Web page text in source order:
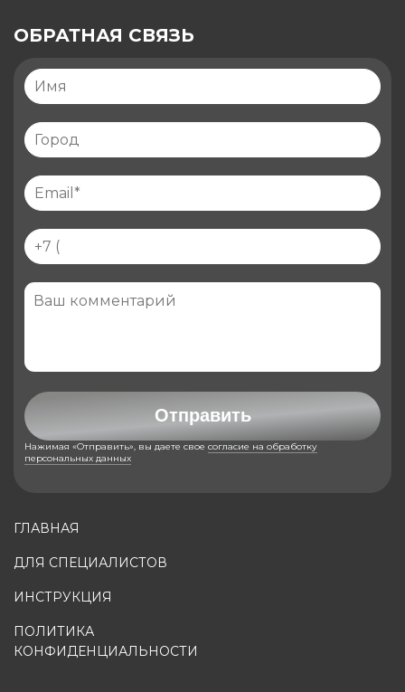
ГЛАВНАЯ
ДЛЯ СПЕЦИАЛИСТОВ
ИНСТРУКЦИЯ
ПОЛИТИКА
КОНФИДЕНЦИАЛЬНОСТИ
ОБРАТНАЯ СВЯЗЬ
Отправить
Нажимая «Отправить», вы даете свое согласие на обработку
персональных данных